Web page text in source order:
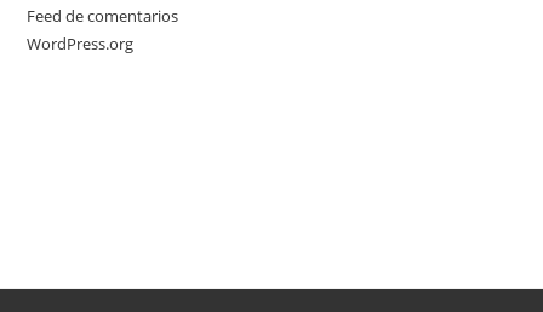
Feed de comentarios
WordPress.org